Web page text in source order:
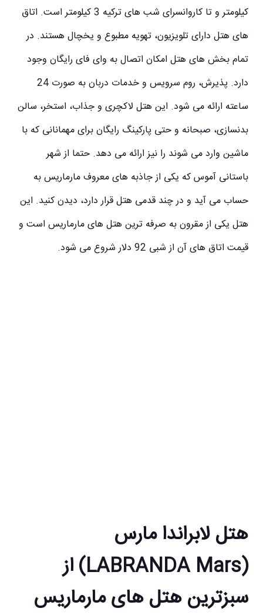
کیلومتر و تا کاروانسرای شب های ترکیه 3 کیلومتر است. اتاق
های هتل دارای تلویزیون، تهویه مطبوع و یخچال هستند. در
تمام بخش های هتل امکان اتصال به وای فای رایگان وجود
دارد. پذیرش، روم سرویس و خدمات دربان به صورت 24
ساعته ارائه می شود. این هتل لاکچری و جذاب، استخر، سالن
بدنسازی، صبحانه و حتی پارکینگ رایگان برای مهمانانی که با
ماشین وارد می شوند را نیز ارائه می دهد. حتما از شهر
باستانی آموس که یکی از جاذبه های معروف مارماریس به
حساب می آید و در چند قدمی هتل قرار دارد، دیدن کنید. این
هتل یکی از مقرون به صرفه ترین هتل های مارماریس است و
قیمت اتاق های آن از شبی 92 دلار شروع می شود.
هتل لابراندا مارس
(LABRANDA Mars) از
سبزترین هتل های مارماریس